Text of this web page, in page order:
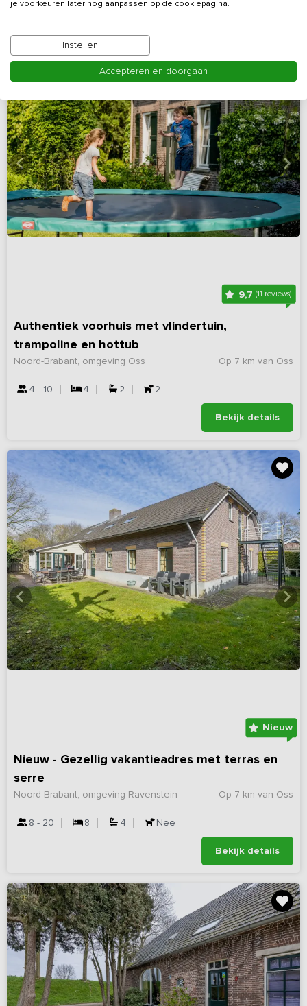
9,7(11 reviews)
Authentiek voorhuis met vlindertuin,
trampoline en hottub
Op 7 km van Oss
Noord-Brabant, omgeving Oss
4 - 10 4 2 2
Bekijk details
Nieuw
Nieuw - Gezellig vakantieadres met terras en
serre
Op 7 km van Oss
Noord-Brabant, omgeving Ravenstein
8 - 20 8 4 Nee
Bekijk details
je voorkeuren later nog aanpassen op de cookiepagina.
Instellen
Accepteren en doorgaan